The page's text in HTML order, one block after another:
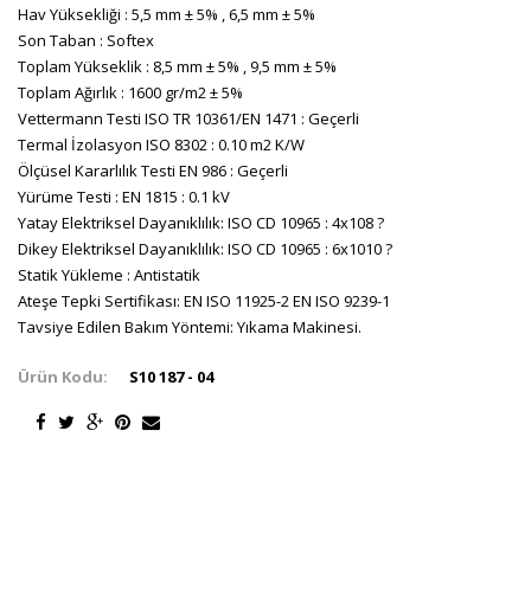
Hav Yüksekliği : 5,5 mm ± 5% , 6,5 mm ± 5%
Son Taban : Softex
Toplam Yükseklik : 8,5 mm ± 5% , 9,5 mm ± 5%
Toplam Ağırlık : 1600 gr/m2 ± 5%
Vettermann Testi ISO TR 10361/EN 1471 : Geçerli
Termal İzolasyon ISO 8302 : 0.10 m2 K/W
Ölçüsel Kararlılık Testi EN 986 : Geçerli
Yürüme Testi : EN 1815 : 0.1 kV
Yatay Elektriksel Dayanıklılık: ISO CD 10965 : 4x108 ?
Dikey Elektriksel Dayanıklılık: ISO CD 10965 : 6x1010 ?
Statik Yükleme : Antistatik
Ateşe Tepki Sertifikası: EN ISO 11925-2 EN ISO 9239-1
Tavsiye Edilen Bakım Yöntemi: Yıkama Makinesi.
Ürün Kodu: S10 187 - 04